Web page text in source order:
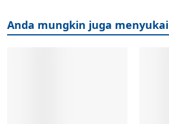
Anda mungkin juga menyukai